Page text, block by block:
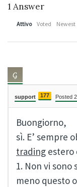
1 Answer
Attivo Voted Newest
support 177 Posted
Buongiorno,
sì. E’ sempre
trading estero
1. Non vi
meno questo